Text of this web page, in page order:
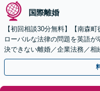
国際離婚
【初回相談30分無料】【南森
ローバルな法律の問題を英語
決できない離婚／企業法務／
の申請」「日本国籍の取得」サ